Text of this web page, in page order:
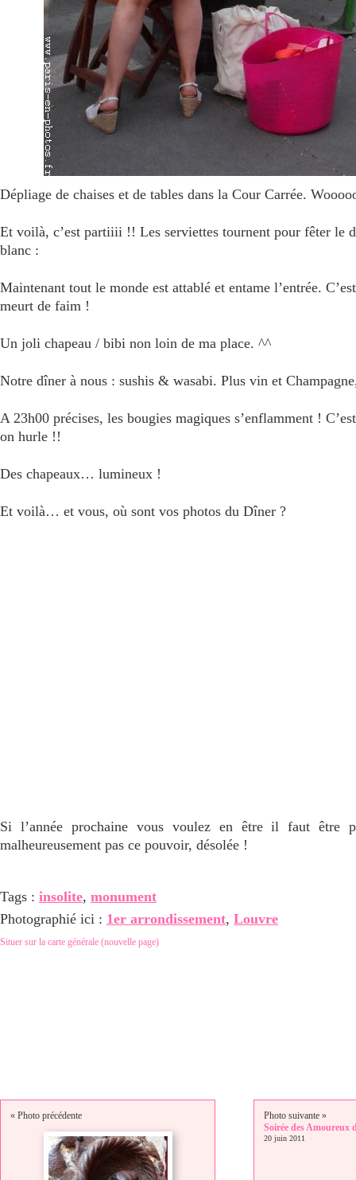
Dépliage de chaises et de tables dans la Cour Carrée.
Et voilà, c’est partiiii !! Les serviettes tournent pour fêter le
blanc :
Maintenant tout le monde est attablé et entame l’entrée.
meurt de faim !
Un joli chapeau / bibi non loin de ma place. ^^
Notre dîner à nous : sushis & wasabi. Plus vin et
A 23h00 précises, les bougies magiques s’enflamment !
on hurle !!
Des chapeaux… lumineux !
Et voilà… et vous, où sont vos photos du Dîner ?
Si l’année prochaine vous voulez en être il faut être
malheureusement pas ce pouvoir, désolée !
Tags : insolite, monument
Photographié ici : 1er arrondissement, Louvre
Situer sur la carte générale (nouvelle page)
« Photo précédente
Photo suivante »
Soirée des Amoureux
20 juin 2011